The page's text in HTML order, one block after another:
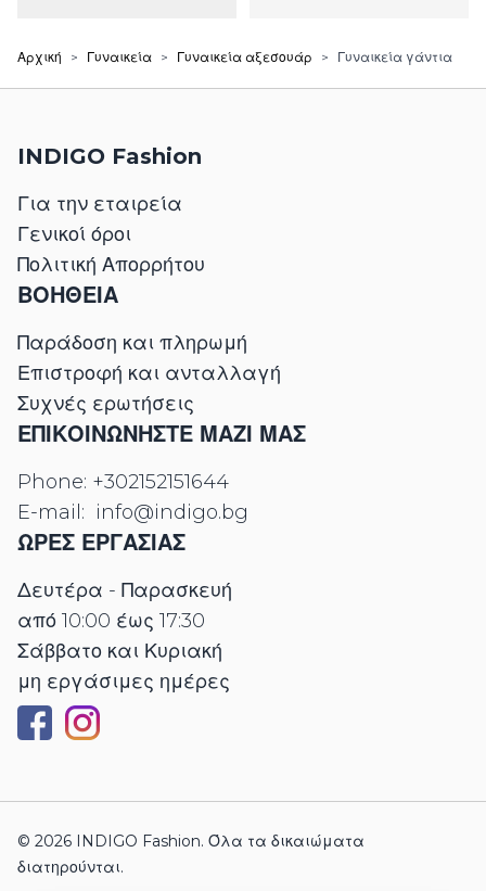
Αρχική > Γυναικεία > Γυναικεία αξεσουάρ > Γυναικεία γάντια
INDIGO Fashion
Για την εταιρεία
Γενικοί όροι
Πολιτική Απορρήτου
ΒΟΗΘΕΙΑ
Παράδοση και πληρωμή
Επιστροφή και ανταλλαγή
Συχνές ερωτήσεις
ΕΠΙΚΟΙΝΩΝΉΣΤΕ ΜΑΖΊ ΜΑΣ
Phone: +302152151644
E-mail: info@indigo.bg
ΩΡΕΣ ΕΡΓΑΣΊΑΣ
Δευτέρα - Παρασκευή
από 10:00 έως 17:30
Σάββατο και Κυριακή
μη εργάσιμες ημέρες
© 2026 INDIGO Fashion. Όλα τα δικαιώματα
διατηρούνται.